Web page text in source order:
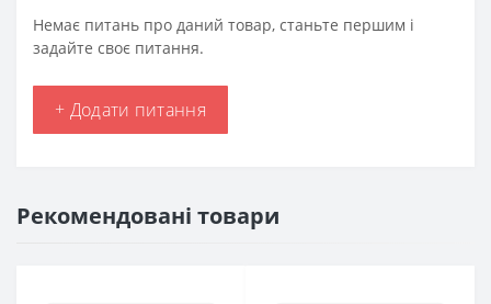
Немає питань про даний товар, станьте першим і
задайте своє питання.
+ Додати питання
Рекомендовані товари